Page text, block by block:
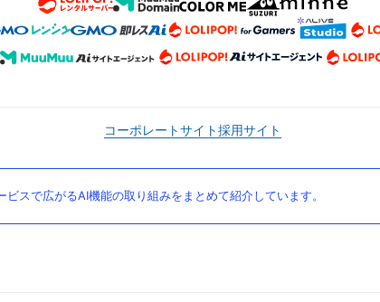
コーポレートサイト採用サイト
スで広がるAI機能の取り組みをまとめて紹介しています。